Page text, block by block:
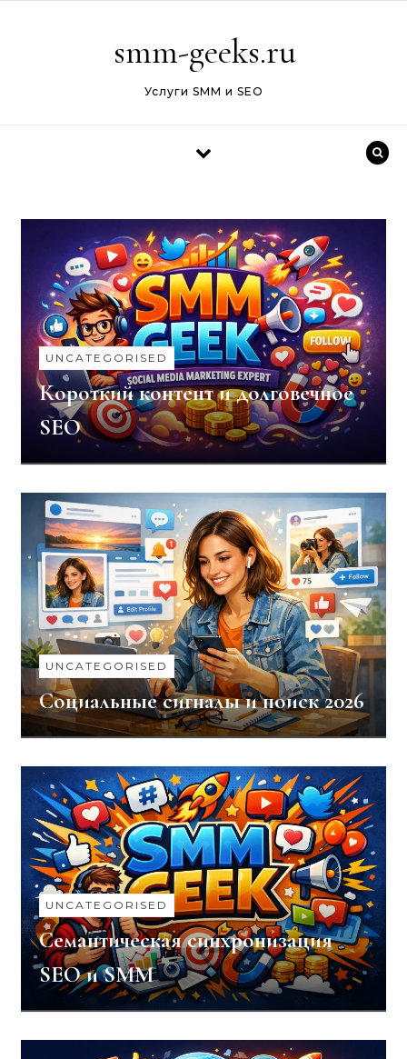
smm-geeks.ru
Услуги SMM и SEO
UNCATEGORISED
Короткий контент и долговечное
SEO
UNCATEGORISED
Социальные сигналы и поиск 2026
UNCATEGORISED
Семантическая синхронизация
SEO и SMM